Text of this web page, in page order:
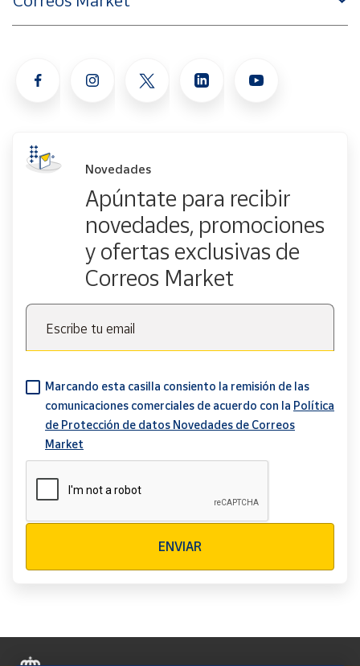
Novedades
Apúntate para recibir
novedades, promociones
y ofertas exclusivas de
Correos Market
Escribe tu email
Marcando esta casilla consiento la remisión de las
comunicaciones comerciales de acuerdo con la Política
de Protección de datos Novedades de Correos
Market
ENVIAR